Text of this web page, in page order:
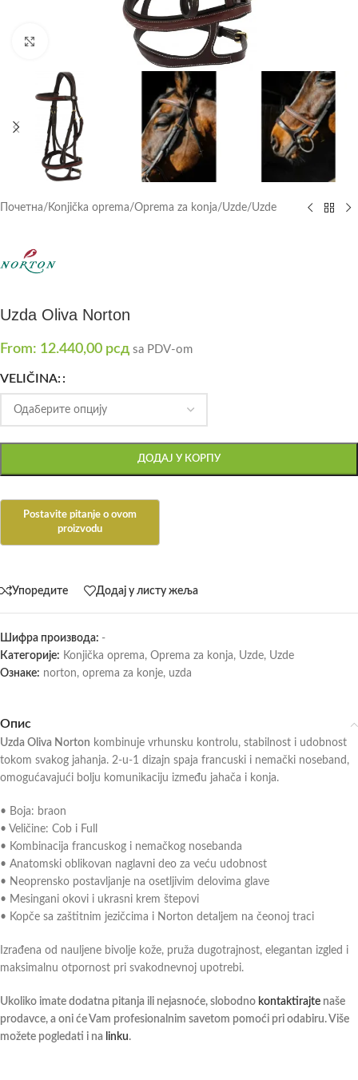
Почетна/ Konjička oprema/Oprema za konja/Uzde/Uzde
Uzda Oliva Norton
From: 12.440,00 рсд sa PDV-om
VELIČINA:
ДОДАЈ У КОРПУ
Упоредите Додај у листу жеља
Шифра производа: -
Категорије: Konjička oprema, Oprema za konja, Uzde, Uzde
Ознаке: norton, oprema za konje, uzda
Опис
Uzda Oliva Norton kombinuje vrhunsku kontrolu, stabilnost i udobnost
tokom svakog jahanja. 2-u-1 dizajn spaja francuski i nemački noseband,
omogućavajući bolju komunikaciju između jahača i konja.
• Boja: braon
• Veličine: Cob i Full
• Kombinacija francuskog i nemačkog nosebanda
• Anatomski oblikovan naglavni deo za veću udobnost
• Neoprensko postavljanje na osetljivim delovima glave
• Mesingani okovi i ukrasni krem štepovi
• Kopče sa zaštitnim jezičcima i Norton detaljem na čeonoj traci
Izrađena od nauljene bivolje kože, pruža dugotrajnost, elegantan izgled i
maksimalnu otpornost pri svakodnevnoj upotrebi.
Ukoliko imate dodatna pitanja ili nejasnoće, slobodno kontaktirajte naše
prodavce, a oni će Vam profesionalnim savetom pomoći pri odabiru. Više
možete pogledati i na linku.